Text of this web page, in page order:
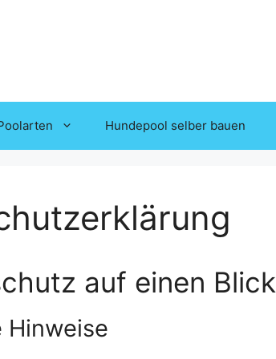
Hundepool selber bauen
auf einen Blick
Hinweise